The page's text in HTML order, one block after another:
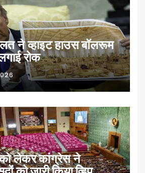
ने व्हाइट हाउस बॉलरूम
रोक
लेकर कांग्रेस ने